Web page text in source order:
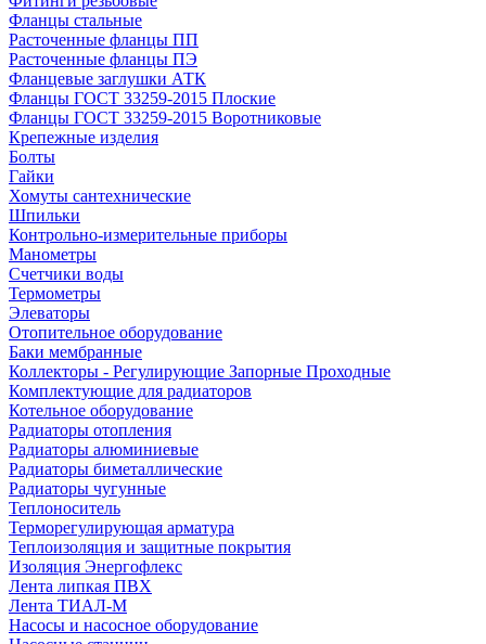
Фланцы стальные
Расточенные фланцы ПП
Расточенные фланцы ПЭ
Фланцевые заглушки АТК
Фланцы ГОСТ 33259-2015 Плоские
Фланцы ГОСТ 33259-2015 Воротниковые
Крепежные изделия
Болты
Гайки
Хомуты сантехнические
Шпильки
Контрольно-измерительные приборы
Манометры
Счетчики воды
Термометры
Элеваторы
Отопительное оборудование
Баки мембранные
Коллекторы - Регулирующие Запорные Проходные
Комплектующие для радиаторов
Котельное оборудование
Радиаторы отопления
Радиаторы алюминиевые
Радиаторы биметаллические
Радиаторы чугунные
Теплоноситель
Терморегулирующая арматура
Теплоизоляция и защитные покрытия
Изоляция Энергофлекс
Лента липкая ПВХ
Лента ТИАЛ-М
Насосы и насосное оборудование